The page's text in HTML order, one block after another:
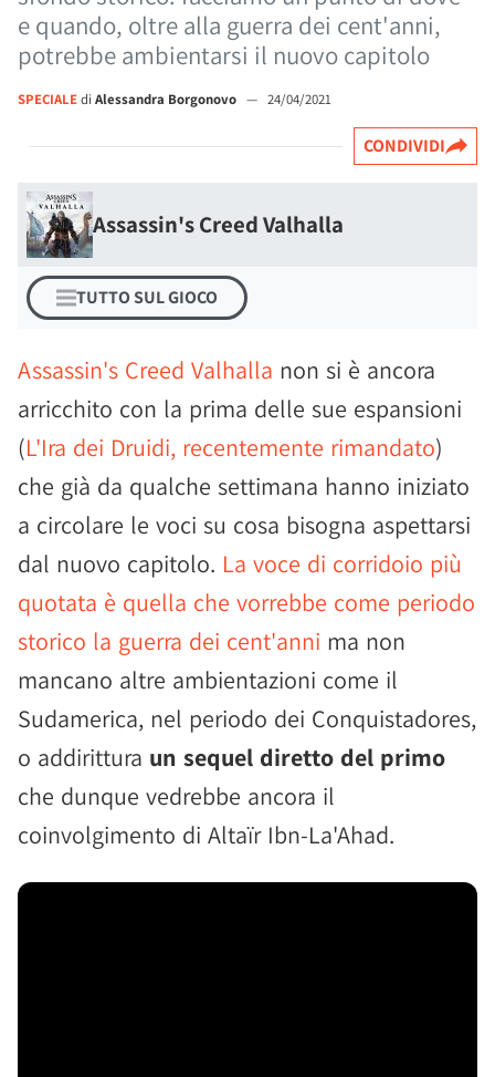
e quando, oltre alla guerra dei cent'anni,
potrebbe ambientarsi il nuovo capitolo
SPECIALEdi Alessandra Borgonovo — 24/04/2021
CONDIVIDI
Assassin's Creed Valhalla
TUTTO SUL GIOCO
Assassin's Creed Valhalla non si è ancora
arricchito con la prima delle sue espansioni
(L'Ira dei Druidi, recentemente rimandato)
che già da qualche settimana hanno iniziato
a circolare le voci su cosa bisogna aspettarsi
dal nuovo capitolo. La voce di corridoio più
quotata è quella che vorrebbe come periodo
storico la guerra dei cent'anni ma non
mancano altre ambientazioni come il
Sudamerica, nel periodo dei Conquistadores,
o addirittura un sequel diretto del primo
che dunque vedrebbe ancora il
coinvolgimento di Altaïr Ibn-La'Ahad.